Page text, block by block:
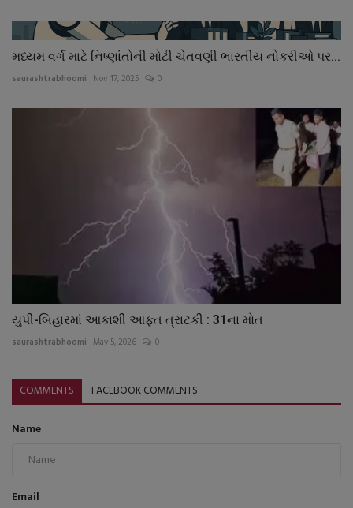
મધ્યમ વર્ગ માટે નિષ્ણાંતોની મોટી ચેતવણી ભારતીય નોકરીઓ પર...
saurashtrabhoomi Nov 17, 2025 0
યુપી-બિહારમાં આકાશી આફત ત્રાટકી : 31ના મોત
saurashtrabhoomi May 5, 2026 0
COMMENTS FACEBOOK COMMENTS
Name
Email